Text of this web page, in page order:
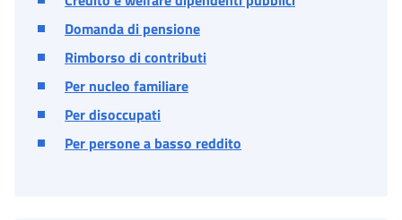
Domanda di pensione
Rimborso di contributi
Per nucleo familiare
Per disoccupati
Per persone a basso reddito